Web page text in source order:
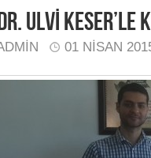
ULVİ
01 NISAN